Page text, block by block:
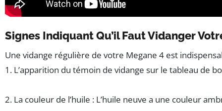
Signes Indiquant Qu’il Faut Vidanger
Une vidange régulière de votre Megane 4 est
1. L’apparition du témoin de vidange sur le tableau de
2. La couleur de l’huile : L’huile neuve a une couleur